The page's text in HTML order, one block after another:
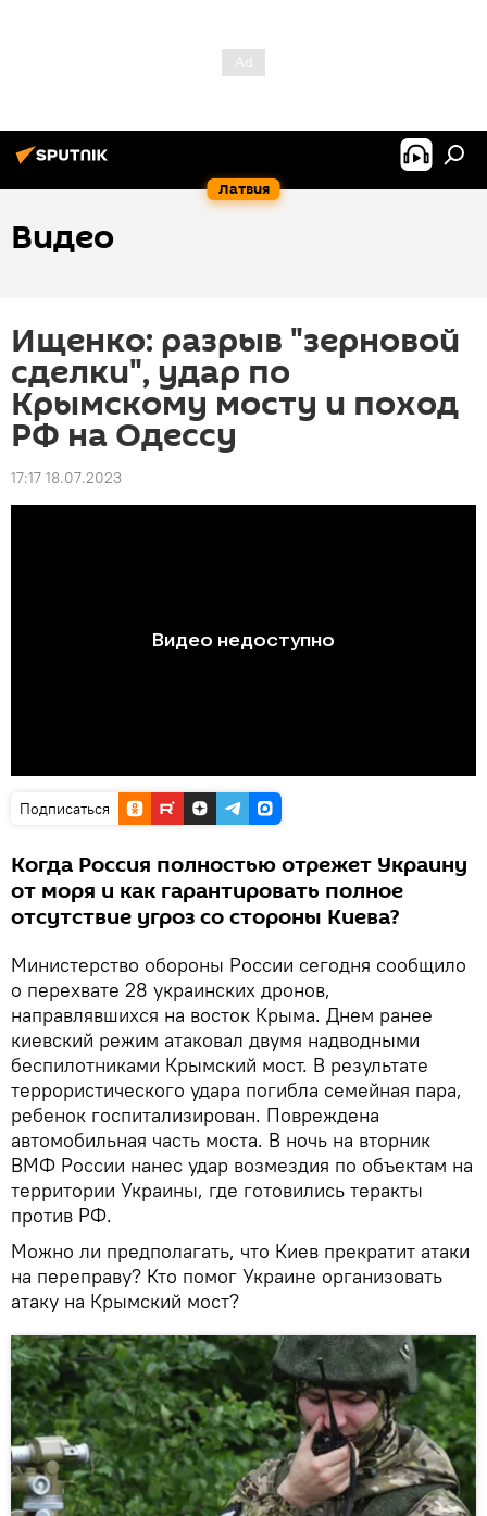
Латвия
Видео
Ищенко: разрыв "зерновой
сделки", удар по
Крымскому мосту и поход
РФ на Одессу
17:17 18.07.2023
Подписаться
Когда Россия полностью отрежет Украину
от моря и как гарантировать полное
отсутствие угроз со стороны Киева?
Министерство обороны России сегодня сообщило
о перехвате 28 украинских дронов,
направлявшихся на восток Крыма. Днем ранее
киевский режим атаковал двумя надводными
беспилотниками Крымский мост. В результате
террористического удара погибла семейная пара,
ребенок госпитализирован. Повреждена
автомобильная часть моста. В ночь на вторник
ВМФ России нанес удар возмездия по объектам на
территории Украины, где готовились теракты
против РФ.
Можно ли предполагать, что Киев прекратит атаки
на переправу? Кто помог Украине организовать
атаку на Крымский мост?